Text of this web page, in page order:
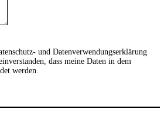
und Datenverwendungserklärung
dass meine Daten in dem
werden.